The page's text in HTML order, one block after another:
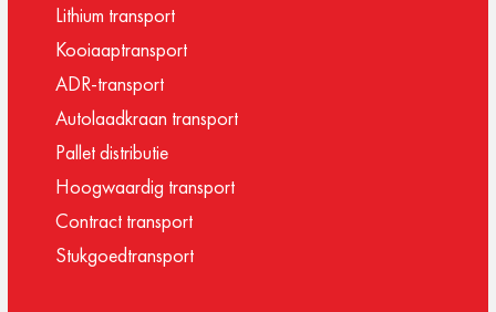
Lithium transport
Kooiaaptransport
ADR-transport
Autolaadkraan transport
Pallet distributie
Hoogwaardig transport
Contract transport
Stukgoedtransport